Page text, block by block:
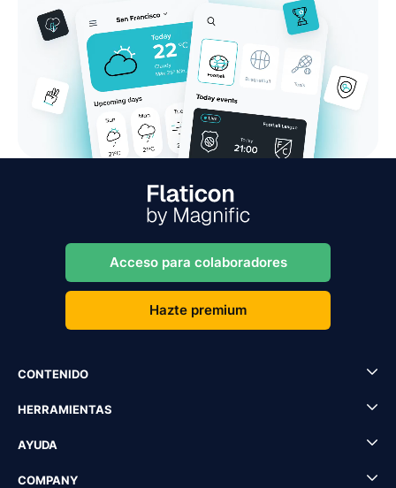
Acceso para colaboradores
Hazte premium
CONTENIDO
HERRAMIENTAS
AYUDA
COMPANY